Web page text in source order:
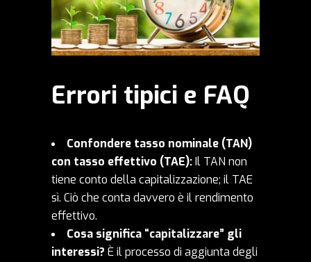
Errori tipici e FAQ
Confondere tasso nominale (TAN)
con tasso effettivo (TAE):Il TAN non
tiene conto della capitalizzazione; il TAE
sì. Ciò che conta davvero è il rendimento
effettivo.
Cosa significa “capitalizzare” gli
interessi? È il processo di aggiunta degli